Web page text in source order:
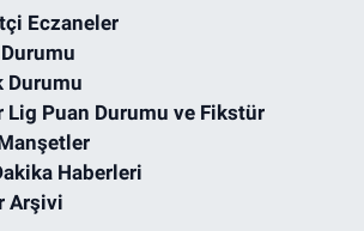
Eczaneler
Durumu
Lig Puan Durumu ve Fikstür
Haberleri
Arşivi